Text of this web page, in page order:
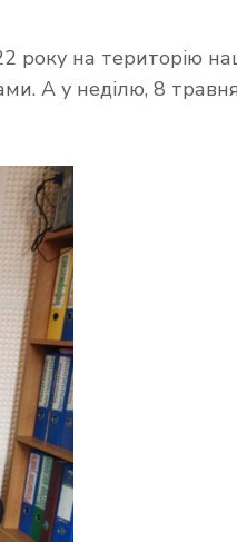
року на територію
А у неділю, 8